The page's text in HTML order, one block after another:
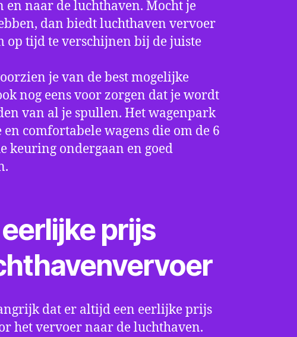
naar de luchthaven. Mocht je
dan biedt luchthaven vervoer
op tijd te verschijnen bij de juiste
je van de best mogelijke
nog eens voor zorgen dat je wordt
van al je spullen. Het wagenpark
comfortabele wagens die om de 6
keuring ondergaan en goed
prijs
dat er altijd een eerlijke prijs
het vervoer naar de luchthaven.